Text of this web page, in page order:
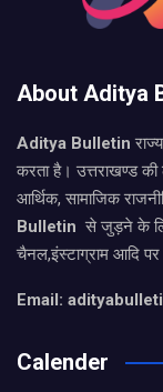
About Aditya
Aditya Bulletin
करता है। उत्तराखण्ड
आर्थिक, सामाजिक
Bulletin से जुड़ने के
चैनल,इंस्टाग्राम आदि
Email:
Calender